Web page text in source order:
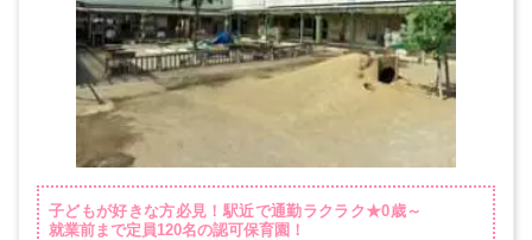
子どもが好きな方必見！駅近で通勤ラクラク★0歳～
就業前まで定員120名の認可保育園！